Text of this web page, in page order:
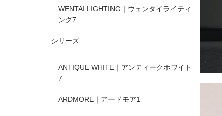
WENTAI LIGHTING｜ウェンタイライティ
ング7
シリーズ
ANTIQUE WHITE｜アンティークホワイト
7
ARDMORE｜アードモア1